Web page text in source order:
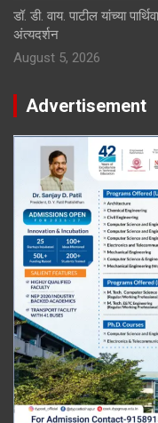
डॉ. डी. वाय. पाटील यांच्या
अंत्यदर्शन
August 5, 2026
Advertisement